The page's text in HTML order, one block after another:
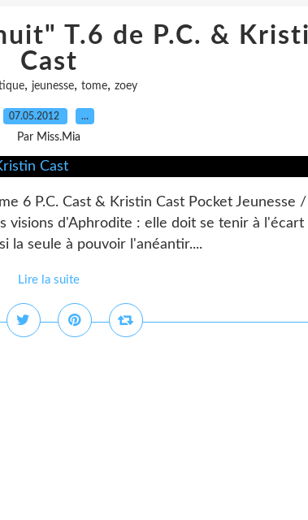
T.6 de P.C. &
Cast
, jeunesse, tome, zoey
07.05.2012 …
Par Miss.Mia
6 P.C. Cast & Kristin Cast Pocket Jeunesse
visions d'Aphrodite : elle doit se tenir à l'écart
la seule à pouvoir l'anéantir....
Lire la suite